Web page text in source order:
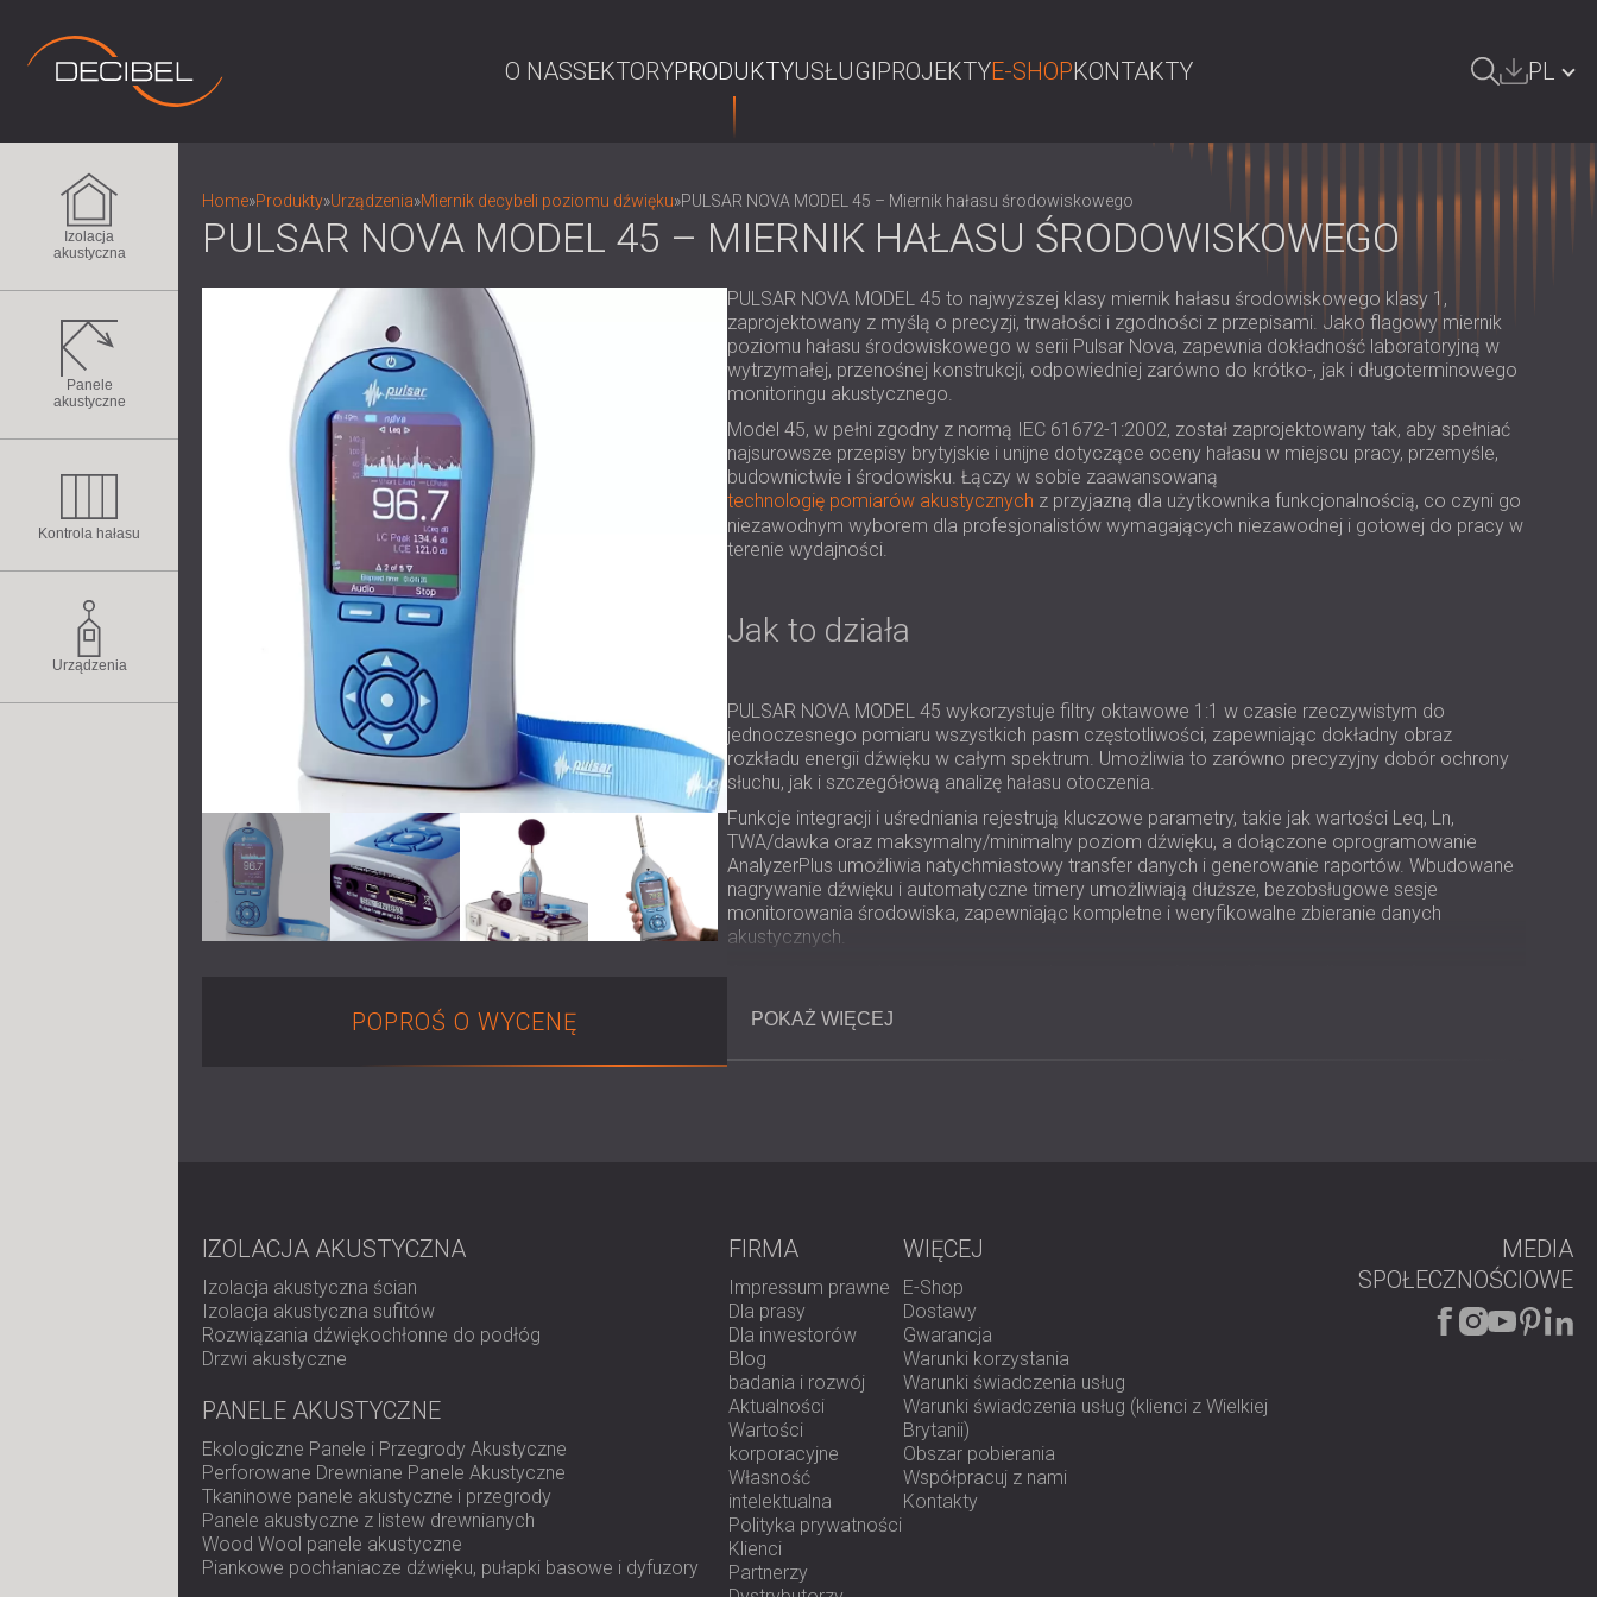
O NASSEKTORYPRODUKTYUSŁUGIPROJEKTYE-SHOPKONTAKTY PL
DEUTSCHLAND | DE
ÖSTERREICH | AT
SRBIJA | RS
FINLAND | FI
РОССИЯ | RU
USA | US
Izolacja
akustyczna
Panele
akustyczne
Kontrola hałasu
Urządzenia
Home»Produkty»Urządzenia»Miernik decybeli poziomu dźwięku»PULSAR NOVA MODEL 45 – Miernik hałasu środowiskowego
PULSAR NOVA MODEL 45 – MIERNIK HAŁASU ŚRODOWISKOWEGO
POPROŚ O WYCENĘ
PULSAR NOVA MODEL 45 to najwyższej klasy miernik hałasu środowiskowego klasy 1,
zaprojektowany z myślą o precyzji, trwałości i zgodności z przepisami. Jako flagowy miernik
poziomu hałasu środowiskowego w serii Pulsar Nova, zapewnia dokładność laboratoryjną w
wytrzymałej, przenośnej konstrukcji, odpowiedniej zarówno do krótko-, jak i długoterminowego
monitoringu akustycznego.
Model 45, w pełni zgodny z normą IEC 61672-1:2002, został zaprojektowany tak, aby spełniać
najsurowsze przepisy brytyjskie i unijne dotyczące oceny hałasu w miejscu pracy, przemyśle,
budownictwie i środowisku. Łączy w sobie zaawansowaną
technologię pomiarów akustycznych z przyjazną dla użytkownika funkcjonalnością, co czyni go
niezawodnym wyborem dla profesjonalistów wymagających niezawodnej i gotowej do pracy w
terenie wydajności.
Jak to działa
PULSAR NOVA MODEL 45 wykorzystuje filtry oktawowe 1:1 w czasie rzeczywistym do
jednoczesnego pomiaru wszystkich pasm częstotliwości, zapewniając dokładny obraz
rozkładu energii dźwięku w całym spektrum. Umożliwia to zarówno precyzyjny dobór ochrony
słuchu, jak i szczegółową analizę hałasu otoczenia.
Funkcje integracji i uśredniania rejestrują kluczowe parametry, takie jak wartości Leq, Ln,
TWA/dawka oraz maksymalny/minimalny poziom dźwięku, a dołączone oprogramowanie
AnalyzerPlus umożliwia natychmiastowy transfer danych i generowanie raportów. Wbudowane
nagrywanie dźwięku i automatyczne timery umożliwiają dłuższe, bezobsługowe sesje
monitorowania środowiska, zapewniając kompletne i weryfikowalne zbieranie danych
akustycznych.
na warunki atmosferyczne
Filtry pasm oktawowych w czasie rzeczywistym: Jednoczesny pomiar wszystkich pasm
częstotliwości umożliwia szczegółową analizę hałasu i prawidłowy dobór ochrony słuchu.
Podwójna funkcjonalność: Równie skuteczny w monitorowaniu hałasu w miejscu pracy, jak i
w ocenie zanieczyszczenia środowiska hałasem.
Możliwość długoterminowego monitorowania: zintegrowane timery i kompatybilność z
zestawami do użytku na zewnątrz sprawiają, że urządzenie nadaje się do rozszerzonych
badań środowiskowych.
Łatwe zarządzanie danymi: Duża pamięć wewnętrzna i oprogramowanie AnalyzerPlus
umożliwiają natychmiastowe raportowanie i analizę graficzną.
Funkcje notatek audio i nagrywania: Rejestruj dane kontekstowe wraz z pomiarami, aby
uzyskać wiarygodną dokumentację.
Certyfikowana niezawodność: Certyfikat prestiżowego instytutu PTB (Physikalisch-
Technische Bundesanstalt) w Niemczech, gwarantujący precyzję i wiarygodność
przepisów.
POKAŻ WIĘCEJ
IZOLACJA AKUSTYCZNA
Izolacja akustyczna ścian
Izolacja akustyczna sufitów
Rozwiązania dźwiękochłonne do podłóg
Drzwi akustyczne
PANELE AKUSTYCZNE
Ekologiczne Panele i Przegrody Akustyczne
Perforowane Drewniane Panele Akustyczne
Tkaninowe panele akustyczne i przegrody
Panele akustyczne z listew drewnianych
Wood Wool panele akustyczne
Piankowe pochłaniacze dźwięku, pułapki basowe i dyfuzory
FIRMA
Impressum prawne
Dla prasy
Dla inwestorów
Blog
badania i rozwój
Aktualności
Wartości
korporacyjne
Własność
intelektualna
Polityka prywatności
Klienci
Partnerzy
WIĘCEJ
E-Shop
Dostawy
Gwarancja
Warunki korzystania
Warunki świadczenia usług
Warunki świadczenia usług (klienci z Wielkiej
Brytanii)
Obszar pobierania
Współpracuj z nami
Kontakty
MEDIA
SPOŁECZNOŚCIOWE